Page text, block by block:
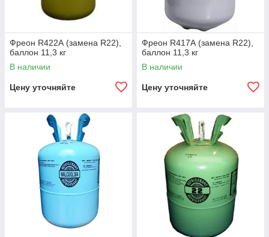
Фреон R422А (замена R22),
баллон 11,3 кг
В наличии
Цену уточняйте
Фреон R417А (замена R22),
баллон 11,3 кг
В наличии
Цену уточняйте